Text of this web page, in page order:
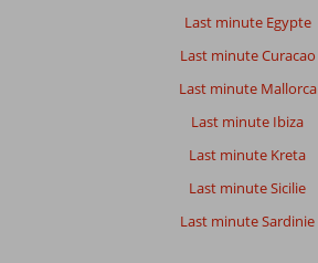
Last minute Egypte
Last minute Curacao
Last minute Mallorca
Last minute Ibiza
Last minute Kreta
Last minute Sicilie
Last minute Sardinie